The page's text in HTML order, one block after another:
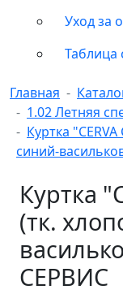
Уход за
Таблица
Главная
1.02 Летняя
Куртка
синий-
Куртка
(тк.
СЕРВИС